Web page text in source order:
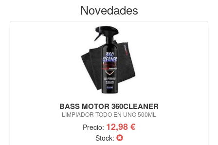
Novedades
BASS MOTOR 360CLEANER
LIMPIADOR TODO EN UNO 500ML
Precio: 12,98 €
Stock: